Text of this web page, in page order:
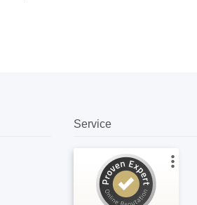
Service
Kundenbewertungen und Erfahrungen zu
amandoo